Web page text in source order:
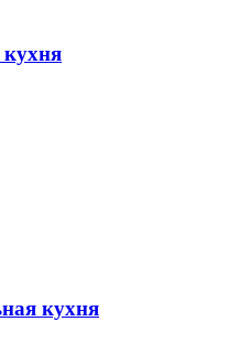
кухня